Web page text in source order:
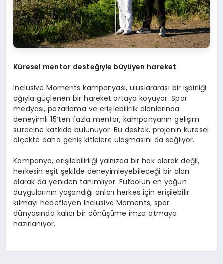
Küresel mentor desteğiyle büyüyen hareket
Inclusive Moments kampanyası, uluslararası bir işbirliği
ağıyla güçlenen bir hareket ortaya koyuyor. Spor
medyası, pazarlama ve erişilebilirlik alanlarında
deneyimli 15’ten fazla mentor, kampanyanın gelişim
sürecine katkıda bulunuyor. Bu destek, projenin küresel
ölçekte daha geniş kitlelere ulaşmasını da sağlıyor.
Kampanya, erişilebilirliği yalnızca bir hak olarak değil,
herkesin eşit şekilde deneyimleyebileceği bir alan
olarak da yeniden tanımlıyor. Futbolun en yoğun
duygularının yaşandığı anları herkes için erişilebilir
kılmayı hedefleyen Inclusive Moments, spor
dünyasında kalıcı bir dönüşüme imza atmaya
hazırlanıyor.